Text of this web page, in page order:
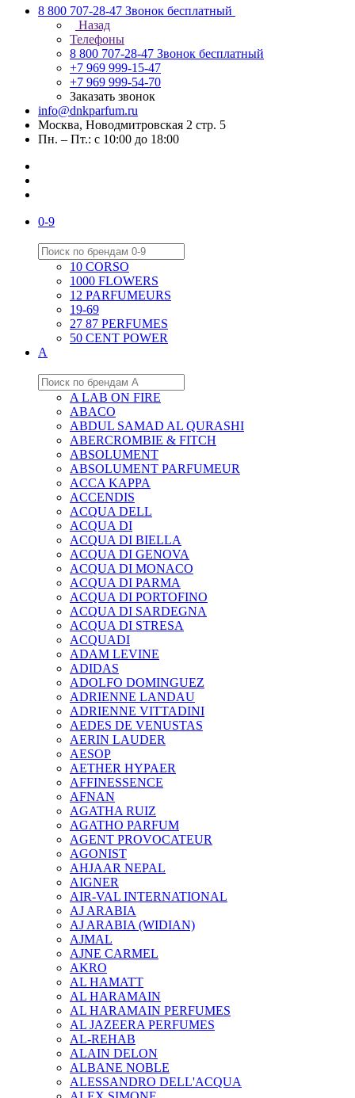
8 800 707-28-47 Звонок бесплатный
Назад
Телефоны
8 800 707-28-47 Звонок бесплатный
+7 969 999-15-47
+7 969 999-54-70
Заказать звонок
info@dnkparfum.ru
Москва, Новодмитровская 2 стр. 5
Пн. – Пт.: с 10:00 до 18:00
0-9
10 CORSO
1000 FLOWERS
12 PARFUMEURS
19-69
27 87 PERFUMES
50 CENT POWER
A
A LAB ON FIRE
ABACO
ABDUL SAMAD AL QURASHI
ABERCROMBIE & FITCH
ABSOLUMENT
ABSOLUMENT PARFUMEUR
ACCA KAPPA
ACCENDIS
ACQUA DELL
ACQUA DI
ACQUA DI BIELLA
ACQUA DI GENOVA
ACQUA DI MONACO
ACQUA DI PARMA
ACQUA DI PORTOFINO
ACQUA DI SARDEGNA
ACQUA DI STRESA
ACQUADI
ADAM LEVINE
ADIDAS
ADOLFO DOMINGUEZ
ADRIENNE LANDAU
ADRIENNE VITTADINI
AEDES DE VENUSTAS
AERIN LAUDER
AESOP
AETHER HYPAER
AFFINESSENCE
AFNAN
AGATHA RUIZ
AGATHO PARFUM
AGENT PROVOCATEUR
AGONIST
AHJAAR NEPAL
AIGNER
AIR-VAL INTERNATIONAL
AJ ARABIA
AJ ARABIA (WIDIAN)
AJMAL
AJNE CARMEL
AKRO
AL HAMATT
AL HARAMAIN
AL HARAMAIN PERFUMES
AL JAZEERA PERFUMES
AL-REHAB
ALAIN DELON
ALBANE NOBLE
ALESSANDRO DELL'ACQUA